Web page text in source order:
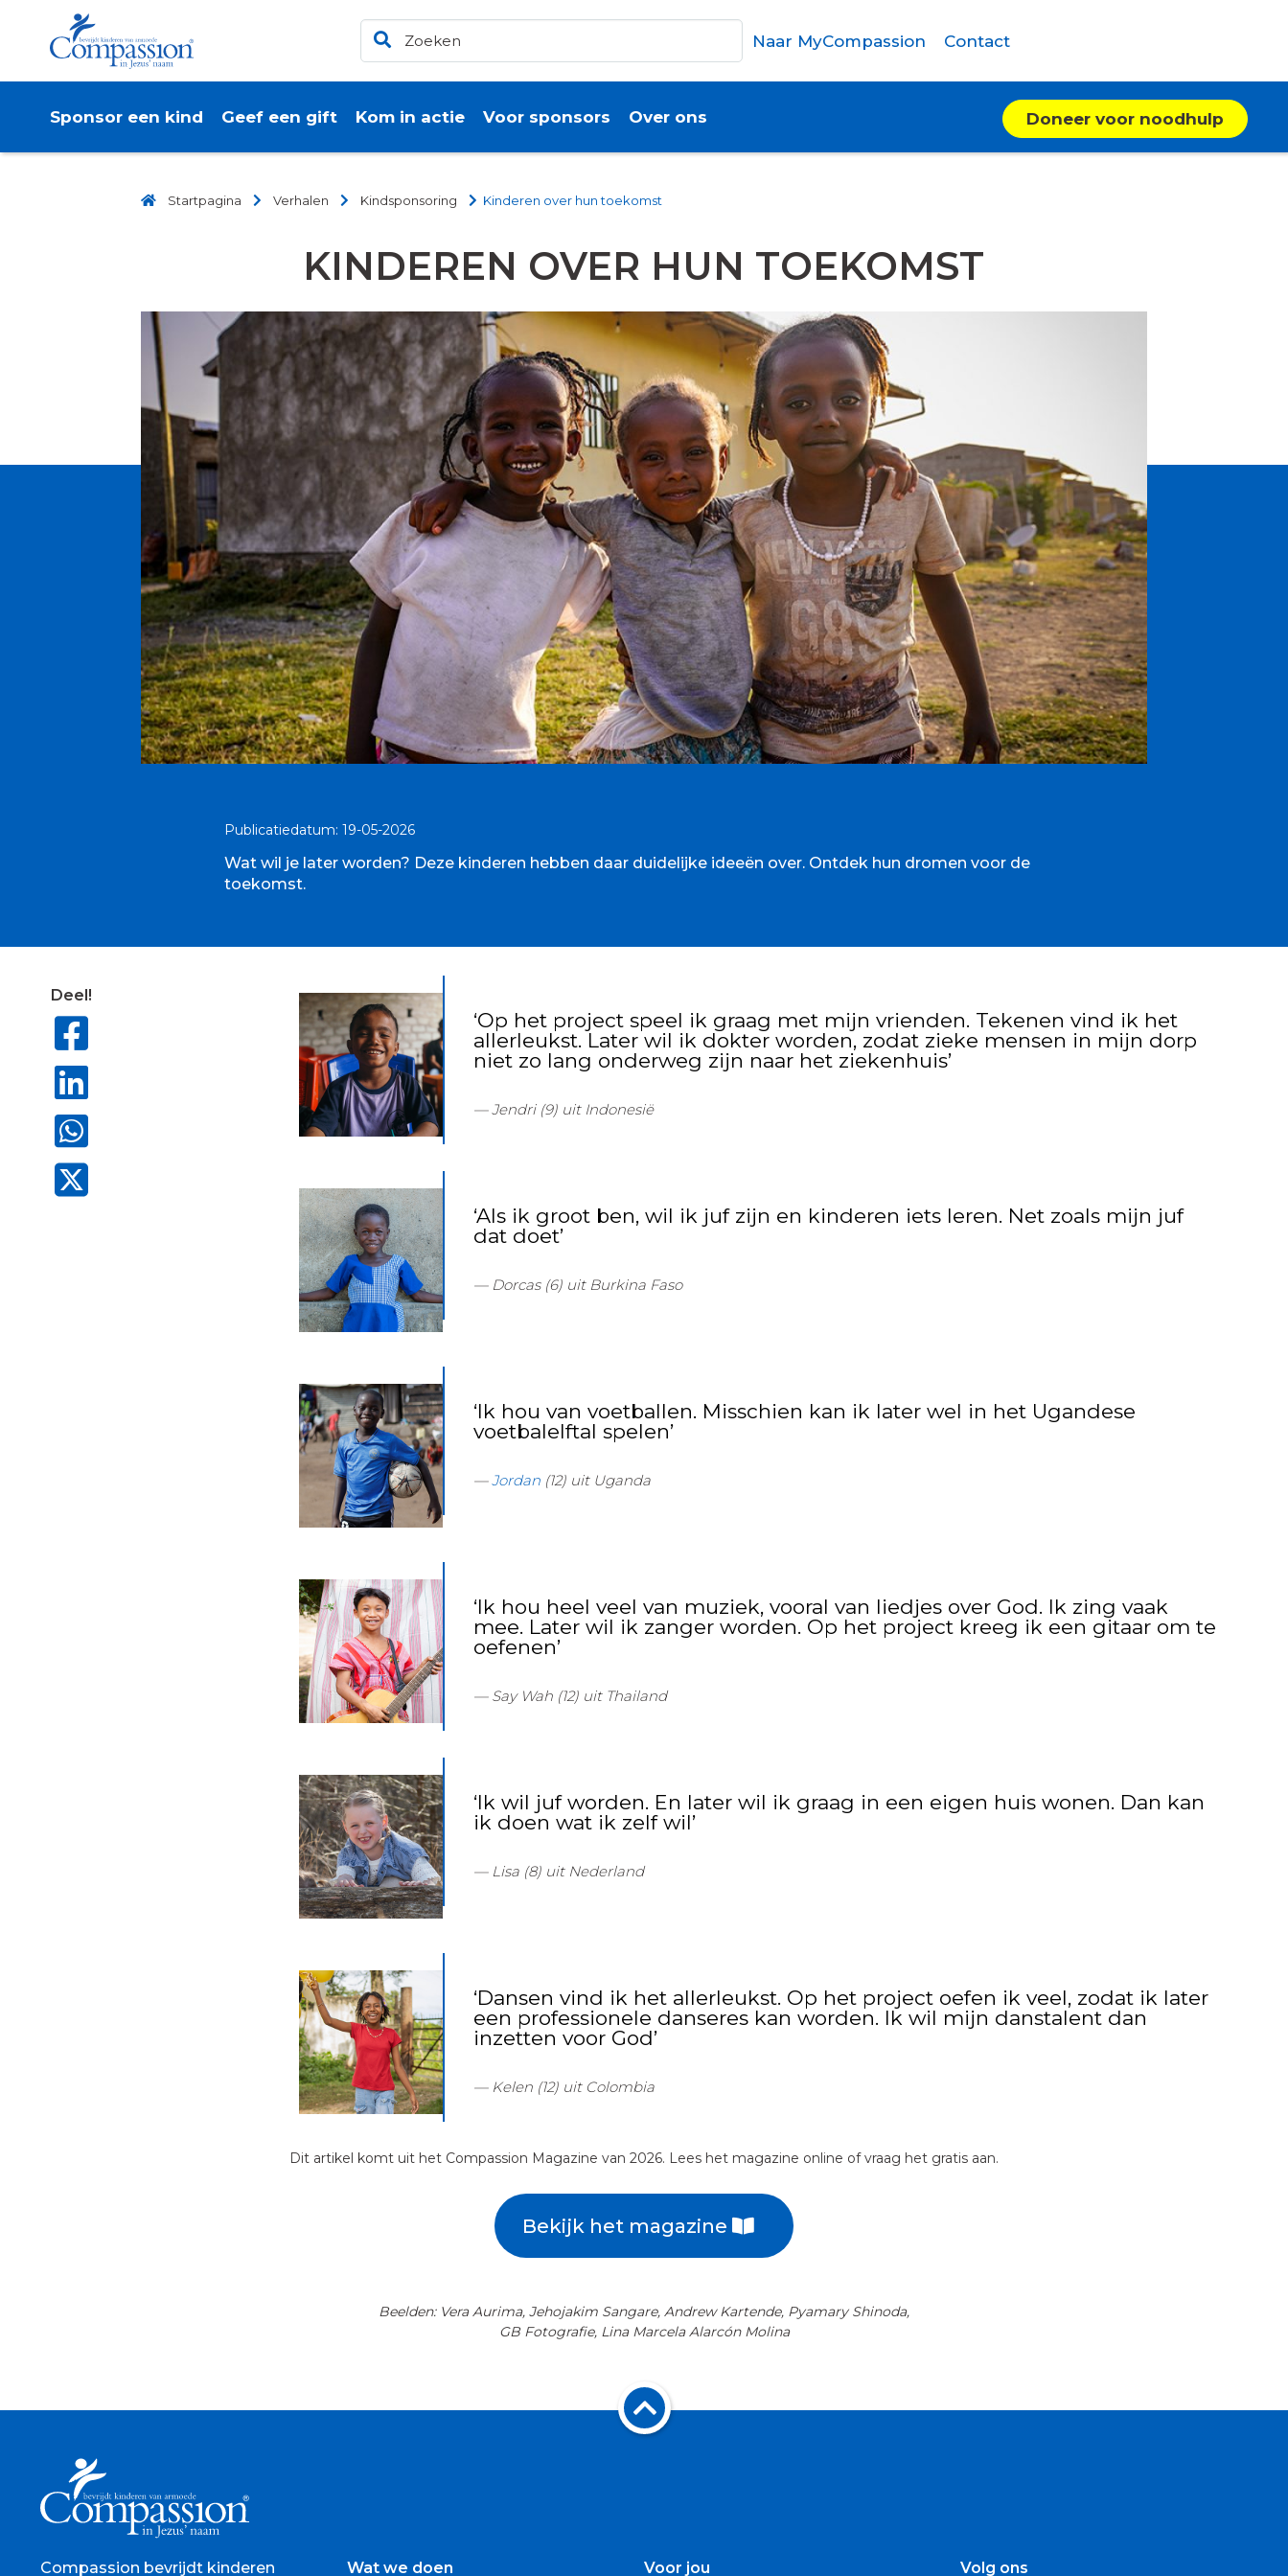
Naar MyCompassion Contact
Sponsor een kind Geef een gift Kom in actie Voor sponsors Over ons Doneer voor noodhulp
Startpagina Verhalen Kindsponsoring Kinderen over hun toekomst
KINDEREN OVER HUN TOEKOMST
Publicatiedatum: 19-05-2026
Wat wil je later worden? Deze kinderen hebben daar duidelijke ideeën over. Ontdek hun dromen voor de
toekomst.
Deel!
‘Op het project speel ik graag met mijn vrienden. Tekenen vind ik het
allerleukst. Later wil ik dokter worden, zodat zieke mensen in mijn dorp
niet zo lang onderweg zijn naar het ziekenhuis’
Jendri (9) uit Indonesië
‘Als ik groot ben, wil ik juf zijn en kinderen iets leren. Net zoals mijn juf
dat doet’
Dorcas (6) uit Burkina Faso
‘Ik hou van voetballen. Misschien kan ik later wel in het Ugandese
voetbalelftal spelen’
Jordan(12) uit Uganda
‘Ik hou heel veel van muziek, vooral van liedjes over God. Ik zing vaak
mee. Later wil ik zanger worden. Op het project kreeg ik een gitaar om te
oefenen’
Say Wah (12) uit Thailand
‘Ik wil juf worden. En later wil ik graag in een eigen huis wonen. Dan kan
ik doen wat ik zelf wil’
Lisa (8) uit Nederland
‘Dansen vind ik het allerleukst. Op het project oefen ik veel, zodat ik later
een professionele danseres kan worden. Ik wil mijn danstalent dan
inzetten voor God’
Kelen (12) uit Colombia
Dit artikel komt uit het Compassion Magazine van 2026. Lees het magazine online of vraag het gratis aan.
Bekijk het magazine
Beelden: Vera Aurima, Jehojakim Sangare, Andrew Kartende, Pyamary Shinoda,
GB Fotografie, Lina Marcela Alarcón Molina
Compassion bevrijdt kinderen Wat we doen Voor jou Volg ons